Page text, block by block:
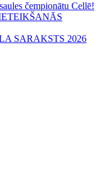
čempionātu Cellē!
SARAKSTS 2026